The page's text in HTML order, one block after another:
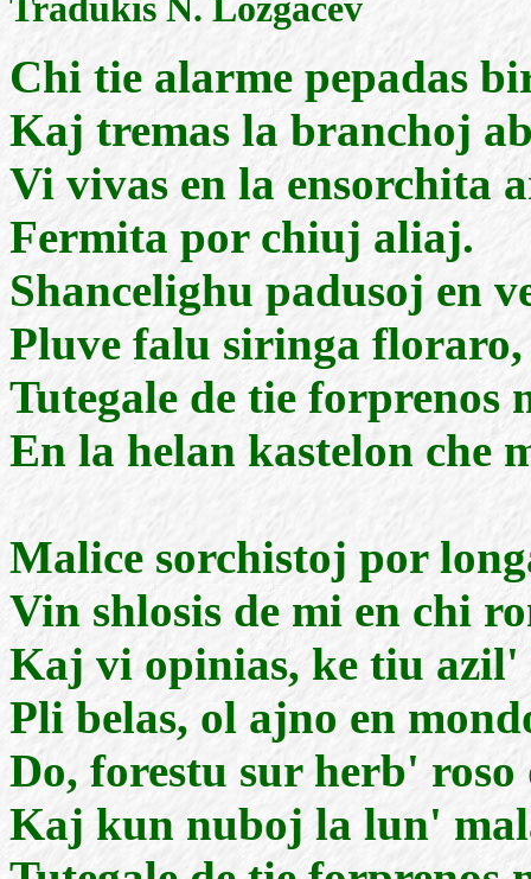
Tradukis N. Lozgacev
Chi tie alarme pepadas
Kaj tremas la branchoj
Vi vivas en la ensorchita
Fermita por chiuj aliaj.
Shancelighu padusoj en
Pluve falu siringa
Tutegale de tie forprenos
En la helan kastelon che
Malice sorchistoj por
Vin shlosis de mi en chi
Kaj vi opinias, ke tiu azil'
Pli belas, ol ajno en
Do, forestu sur herb'
Kaj kun nuboj la lun'